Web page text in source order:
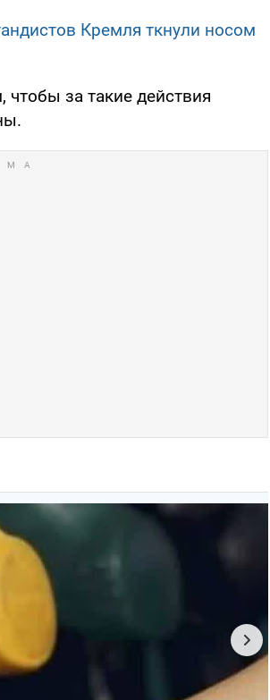
Кремля ткнули носом
за такие действия